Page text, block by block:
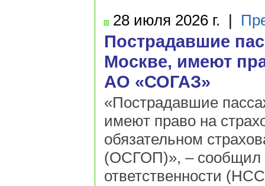
28 июля 2026 г. |
Пострадавшие
Москве, имеют
АО «СОГАЗ»
«Пострадавшие
имеют право на
обязательном
(ОСГОП)», – сообщил
ответственности